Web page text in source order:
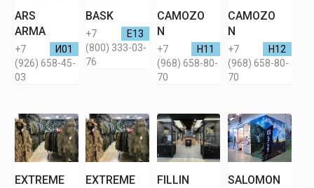
ARS
ARMA
И01
+7
(926) 658-45-
03
BASK
Е13
+7
(800) 333-03-
76
CAMOZO
N
Н11
+7
(968) 658-80-
70
CAMOZO
N
Н12
+7
(968) 658-80-
70
EXTREME
EXTREME
FILLIN
SALOMON